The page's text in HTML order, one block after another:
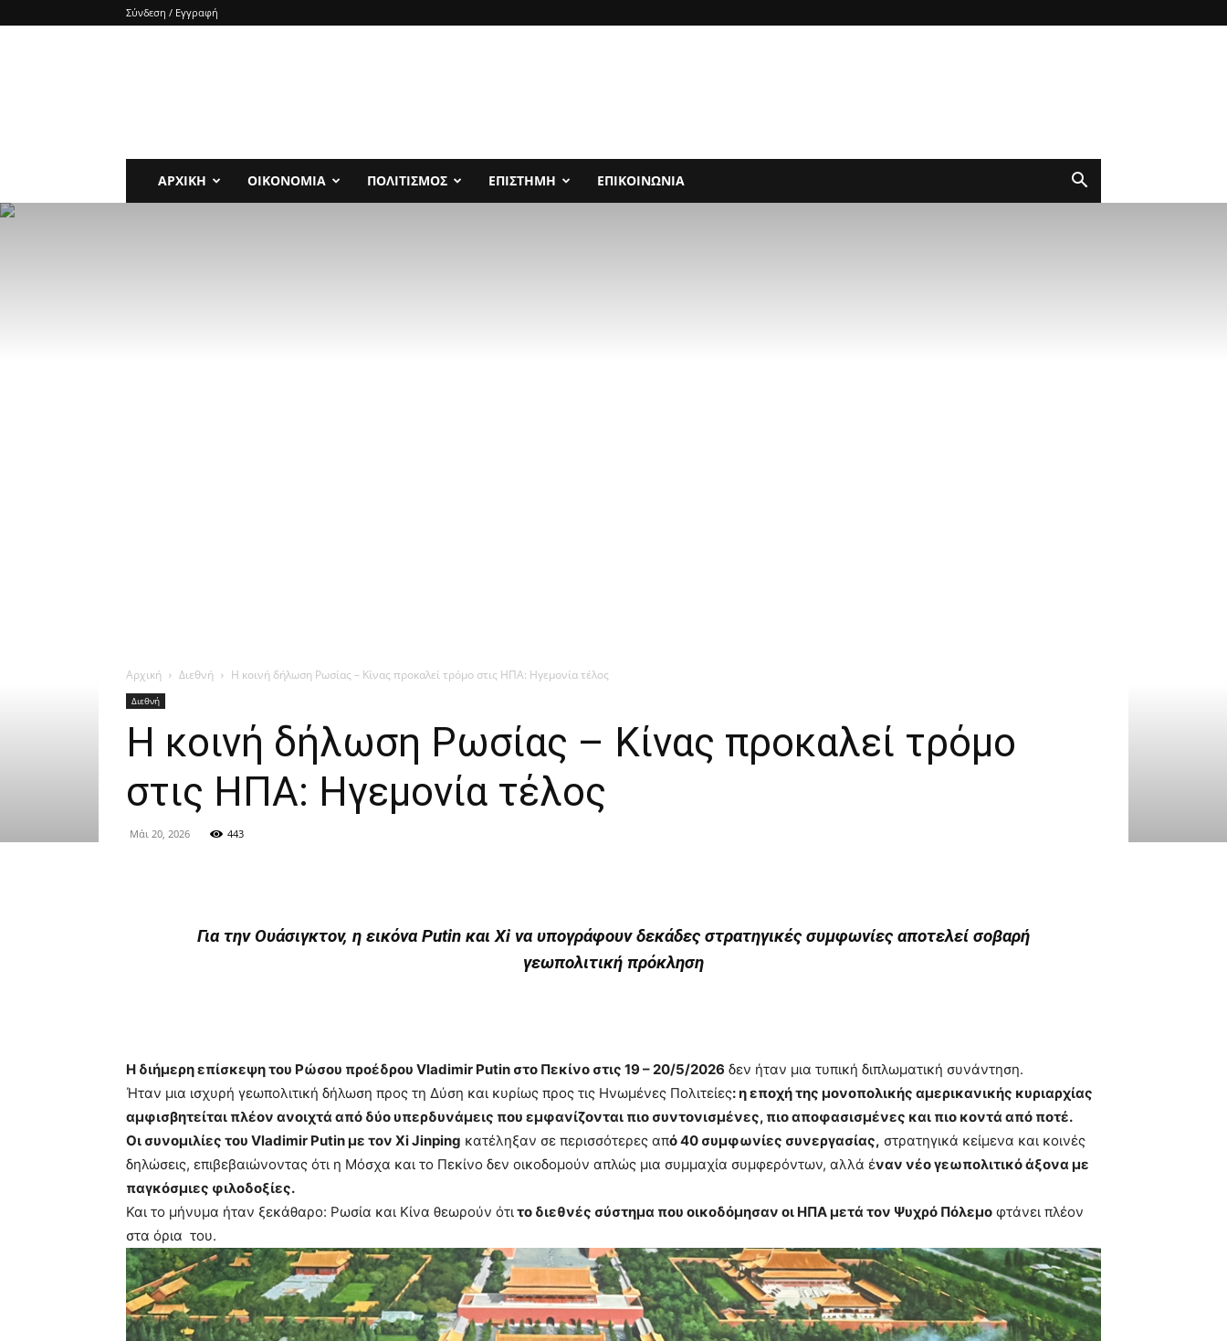
Σύνδεση / Εγγραφή
ΑΡΧΙΚΗ ΟΙΚΟΝΟΜΙΑ ΠΟΛΙΤΙΣΜΟΣ ΕΠΙΣΤΗΜΗ ΕΠΙΚΟΙΝΩΝΙΑ
Αρχική Διεθνή Η κοινή δήλωση Ρωσίας – Κίνας προκαλεί τρόμο στις ΗΠΑ: Ηγεμονία τέλος
Διεθνή
Η κοινή δήλωση Ρωσίας – Κίνας προκαλεί τρόμο
στις ΗΠΑ: Ηγεμονία τέλος
Μάι 20, 2026 443
Για την Ουάσιγκτον, η εικόνα Putin και Xi να υπογράφουν δεκάδες στρατηγικές συμφωνίες αποτελεί σοβαρή
γεωπολιτική πρόκληση
Η διήμερη επίσκεψη του Ρώσου προέδρου Vladimir Putin στο Πεκίνο στις 19 – 20/5/2026 δεν ήταν μια τυπική διπλωματική συνάντηση.
Ήταν μια ισχυρή γεωπολιτική δήλωση προς τη Δύση και κυρίως προς τις Ηνωμένες Πολιτείες: η εποχή της μονοπολικής αμερικανικής κυριαρχίας
αμφισβητείται πλέον ανοιχτά από δύο υπερδυνάμεις που εμφανίζονται πιο συντονισμένες, πιο αποφασισμένες και πιο κοντά από ποτέ.
Οι συνομιλίες του Vladimir Putin με τον Xi Jinping κατέληξαν σε περισσότερες από 40 συμφωνίες συνεργασίας, στρατηγικά κείμενα και κοινές
δηλώσεις, επιβεβαιώνοντας ότι η Μόσχα και το Πεκίνο δεν οικοδομούν απλώς μια συμμαχία συμφερόντων, αλλά έναν νέο γεωπολιτικό άξονα με
παγκόσμιες φιλοδοξίες.
Και το μήνυμα ήταν ξεκάθαρο: Ρωσία και Κίνα θεωρούν ότιτο διεθνές σύστημα που οικοδόμησαν οι ΗΠΑ μετά τον Ψυχρό Πόλεμο φτάνει πλέον
στα όρια του.